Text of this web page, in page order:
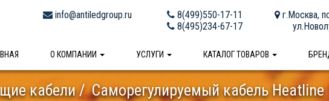
info@antiledgroup.ru
8(499)550-17-11
8(495)234-67-17
г.Москва,
О КОМПАНИИ УСЛУГИ КАТАЛОГ ТОВАРОВ
кабели Саморегулируемый кабель Heatline